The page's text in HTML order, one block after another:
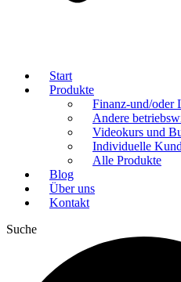
Start
Produkte
Finanz-und/oder
Andere
Videokurs und
Individuelle
Alle Produkte
Blog
Über uns
Kontakt
Suche